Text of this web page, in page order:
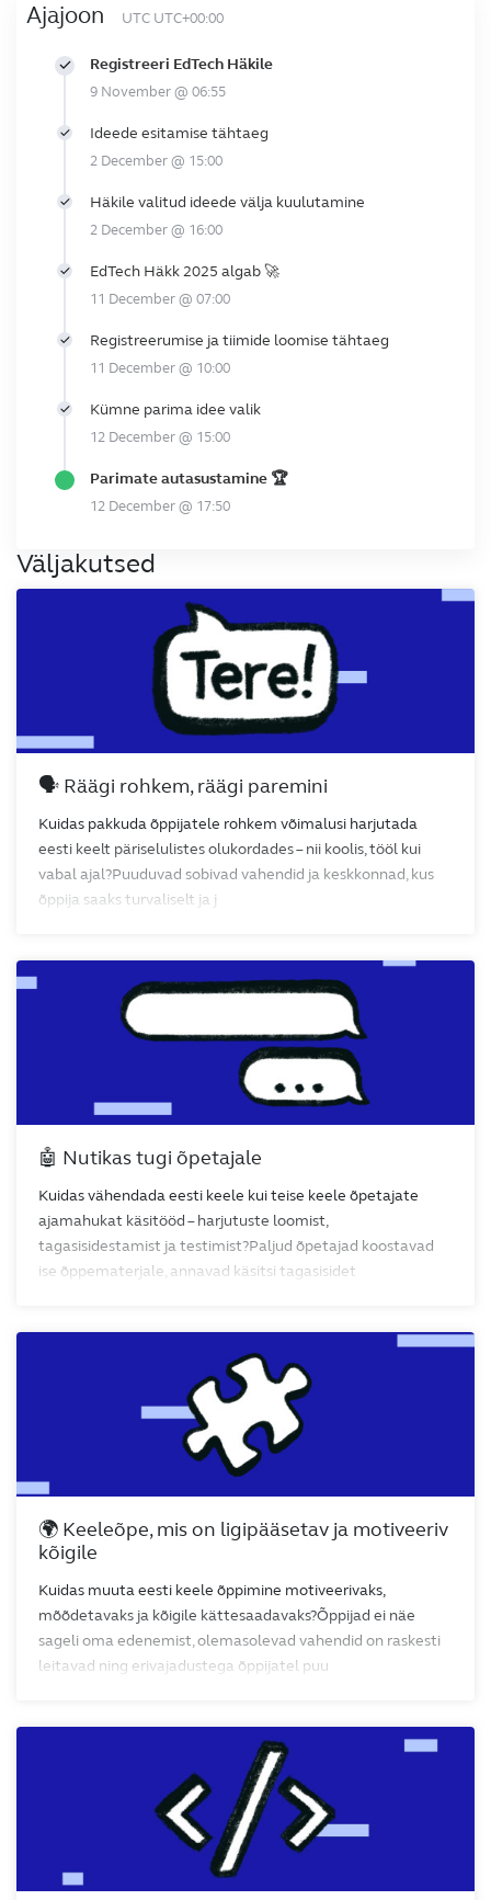
Ajajoon UTC UTC+00:00
Registreeri EdTech Häkile
9 November @ 06:55
Ideede esitamise tähtaeg
2 December @ 15:00
Häkile valitud ideede välja kuulutamine
2 December @ 16:00
EdTech Häkk 2025 algab 🚀
11 December @ 07:00
Registreerumise ja tiimide loomise tähtaeg
11 December @ 10:00
Kümne parima idee valik
12 December @ 15:00
Parimate autasustamine 🏆
12 December @ 17:50
Väljakutsed
🗣️ Räägi rohkem, räägi paremini
Kuidas pakkuda õppijatele rohkem võimalusi harjutada
eesti keelt päriselulistes olukordades – nii koolis, tööl kui
vabal ajal?Puuduvad sobivad vahendid ja keskkonnad, kus
õppija saaks turvaliselt ja j
🤖 Nutikas tugi õpetajale
Kuidas vähendada eesti keele kui teise keele õpetajate
ajamahukat käsitööd – harjutuste loomist,
tagasisidestamist ja testimist?Paljud õpetajad koostavad
ise õppematerjale, annavad käsitsi tagasisidet
🌍 Keeleõpe, mis on ligipääsetav ja motiveeriv
kõigile
Kuidas muuta eesti keele õppimine motiveerivaks,
mõõdetavaks ja kõigile kättesaadavaks?Õppijad ei näe
sageli oma edenemist, olemasolevad vahendid on raskesti
leitavad ning erivajadustega õppijatel puu